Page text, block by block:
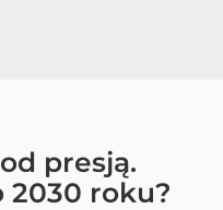
presją.
2030 roku?